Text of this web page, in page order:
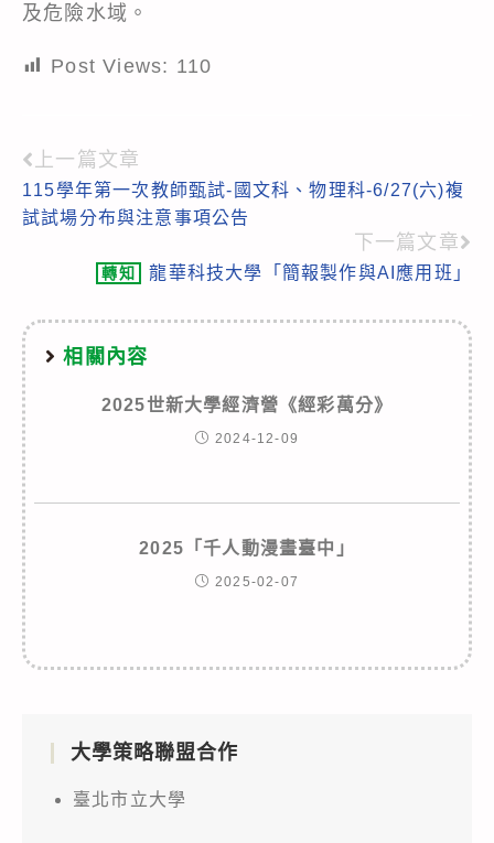
及危險水域。
Post Views: 110
Read
more
上一篇文章
115學年第一次教師甄試-國文科、物理科-6/27(六)複
試試場分布與注意事項公告
下一篇文章
轉知 龍華科技大學「簡報製作與AI應用班」
相關內容
2025世新大學經濟營《經彩萬分》
2024-12-09
2025「千人動漫畫臺中」
2025-02-07
大學策略聯盟合作
臺北市立大學